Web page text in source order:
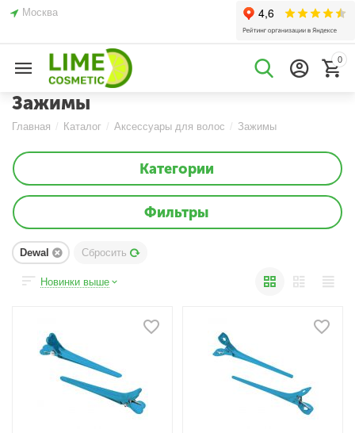
Москва
0
Зажимы
Главная / Каталог / Аксессуары для волос / Зажимы
Категории
Фильтры
Dewal Сбросить
Новинки выше